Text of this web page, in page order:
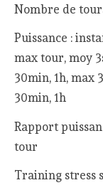
Nombre de
Puissance :
max tour, moy
30min, 1h, max
30min, 1h
Rapport
tour
Training stress